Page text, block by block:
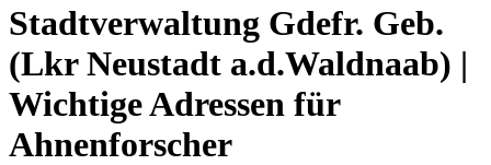
Stadtverwaltung Gdefr. Geb.
(Lkr Neustadt a.d.Waldnaab) |
Wichtige Adressen für
Ahnenforscher